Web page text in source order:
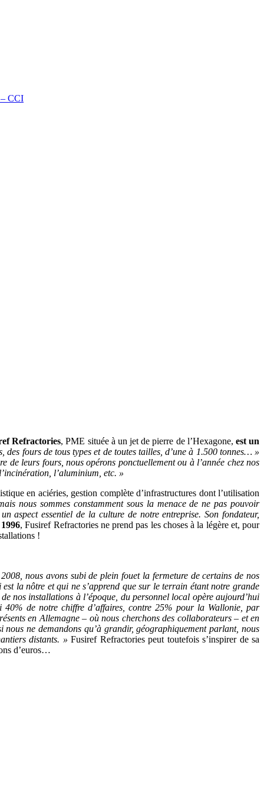
Refractories, PME située à un jet de pierre de l’Hexagone, est un
fours de tous types et de toutes tailles, d’une à 1.500 tonnes… »
de leurs fours, nous opérons ponctuellement ou à l’année chez nos
l’aluminium, etc. »
en aciéries, gestion complète d’infrastructures dont l’utilisation
nous sommes constamment sous la menace de ne pas pouvoir
aspect essentiel de la culture de notre entreprise. Son fondateur,
, Fusiref Refractories ne prend pas les choses à la légère et, pour
!
nous avons subi de plein fouet la fermeture de certains de nos
la nôtre et qui ne s’apprend que sur le terrain étant notre grande
nos installations à l’époque, du personnel local opère aujourd’hui
de notre chiffre d’affaires, contre 25% pour la Wallonie, par
en Allemagne – où nous cherchons des collaborateurs – et en
ne demandons qu’à grandir, géographiquement parlant, nous
distants. » Fusiref Refractories peut toutefois s’inspirer de sa
d’euros…